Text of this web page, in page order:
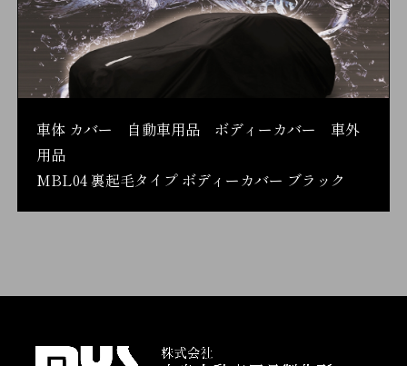
車体 カバー 自動車用品 ボディーカバー 車外
用品
MBL04 裏起毛タイプ ボディーカバー ブラック